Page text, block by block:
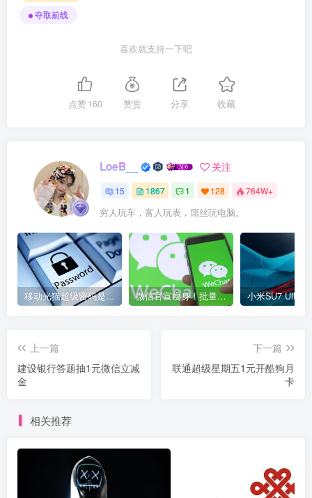
夺取前线
喜欢就支持一下吧
点赞160 赞赏 分享 收藏
LoeB__ 关注
15 1867 1 128 764W+
穷人玩车，富人玩表，屌丝玩电脑。
移动光猫超级密码是多少？移动光猫超级管理员后台账号与密码 微信官宣瘦身！批量清理原图新功能来了 安卓、iOS均可使用
上一篇
建设银行答题抽1元微信立减
金
下一篇
联通超级星期五1元开酷狗月
卡
相关推荐